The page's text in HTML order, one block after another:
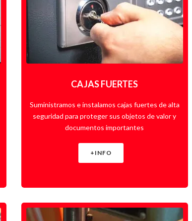
CAJAS FUERTES
Suministramos e instalamos cajas fuertes de alta
seguridad para proteger sus objetos de valor y
documentos importantes
+INFO